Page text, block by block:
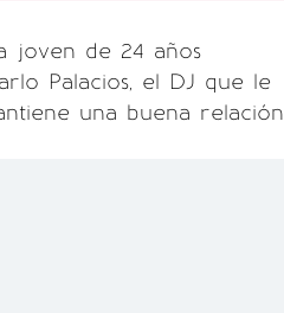
joven de 24 años
Palacios, el DJ que le
una buena relación